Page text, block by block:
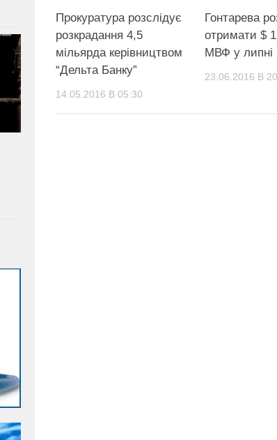
Прокуратура розслідує
розкрадання 4,5
мільярда керівництвом
“Дельта Банку”
14.05.2016 В 05:30
Гонтарева
отримати $
МВФ у липні
23.06.2016 В